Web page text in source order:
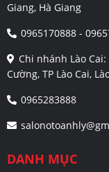
Giang, Hà Giang
0965170888 -
Chi nhánh Lào
Cường, TP Lào Cai,
0965283888
DANH MỤC